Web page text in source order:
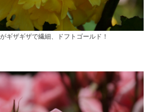
ギザギザで繊細、ドフトゴールド！